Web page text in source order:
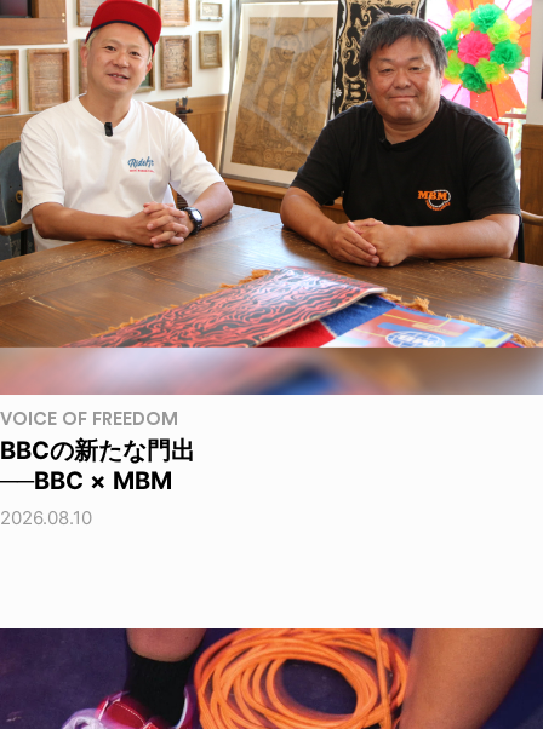
VOICE OF FREEDOM
BBCの新たな門出
──BBC × MBM
2026.08.10